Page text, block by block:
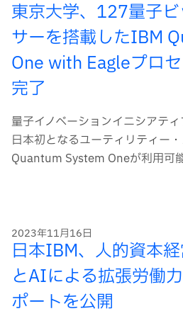
東京大学、127量子
サーを搭載したIBM
One with Eagleプロ
完了
量子イノベーションイニシアティ
日本初となるユーティリティー
Quantum System Oneが利用可
2023年11月16日
日本IBM、人的資本
とAIによる拡張労働
ポートを公開